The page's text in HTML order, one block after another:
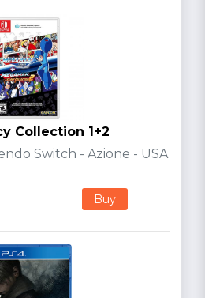
Collection 1+2
Switch - Azione - USA
Buy